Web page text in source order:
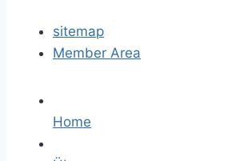
sitemap
Member Area
Home